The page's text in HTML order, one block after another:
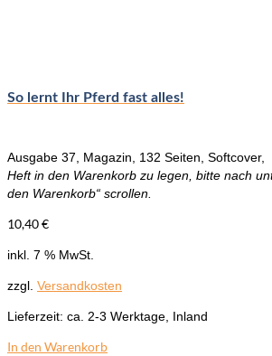
So lernt Ihr Pferd fast alles!
Ausgabe 37, Magazin, 132 Seiten, Softcover,
Heft in den Warenkorb zu legen, bitte nach
den Warenkorb“ scrollen.
10,40€
inkl. 7 % MwSt.
zzgl. Versandkosten
Lieferzeit: ca. 2-3 Werktage, Inland
In den Warenkorb